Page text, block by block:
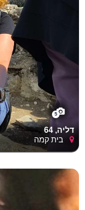
5
דליה, 64
בית קמה